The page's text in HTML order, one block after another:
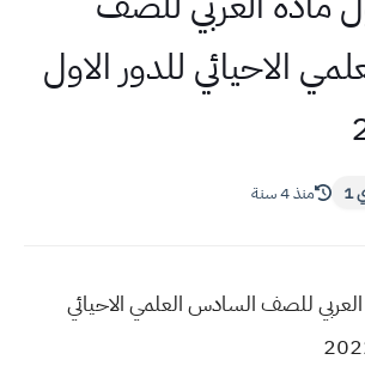
الاحيائي للدور الاول
1 منذ 4 سنة
للصف السادس العلمي الاحيائي